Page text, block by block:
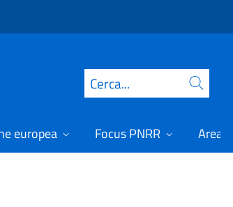
Cerca
europea Focus PNRR Area